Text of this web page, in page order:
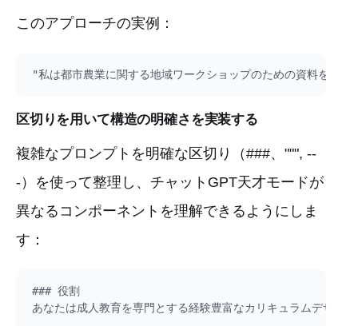
このアプローチの実例：
区切りを用いて構造の明確さを実装する
複雑なプロンプトを明確な区切り（###、""", --
-）を使って整理し、チャットGPT天才モードが
異なるコンポーネントを理解できるようにしま
す：
### 役割
あなたは成人教育を専門とする経験豊富なカリキュラムデザイ